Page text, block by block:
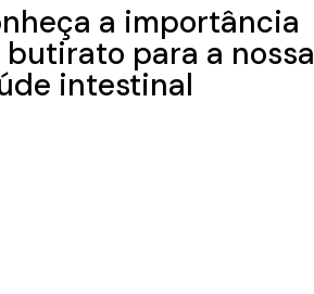
a importância
butirato para a nossa
intestinal